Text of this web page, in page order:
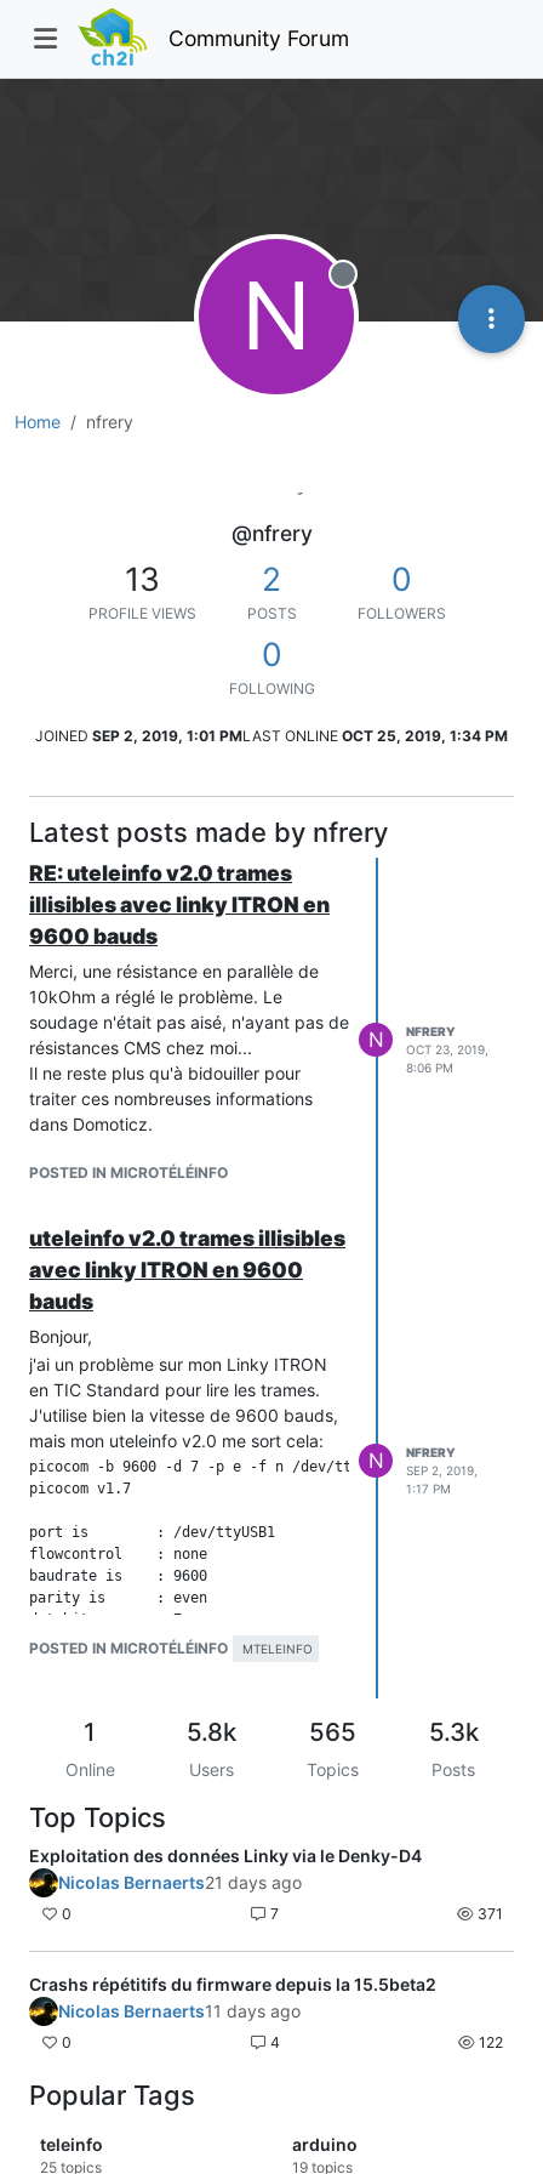
Community Forum
Home nfrery
N Offline
@nfrery
13
PROFILE VIEWS
2
POSTS
0
FOLLOWERS
0
FOLLOWING
JOINED SEP 2, 2019, 1:01 PMLAST ONLINE OCT 25, 2019, 1:34 PM
Latest posts made by nfrery
RE: uteleinfo v2.0 trames
illisibles avec linky ITRON en
9600 bauds
Merci, une résistance en parallèle de
10kOhm a réglé le problème. Le
soudage n'était pas aisé, n'ayant pas de
résistances CMS chez moi...
Il ne reste plus qu'à bidouiller pour
traiter ces nombreuses informations
dans Domoticz.
POSTED IN MICROTÉLÉINFO
N
NFRERY
OCT 23, 2019,
8:06 PM
uteleinfo v2.0 trames illisibles
avec linky ITRON en 9600
bauds
Bonjour,
j'ai un problème sur mon Linky ITRON
en TIC Standard pour lire les trames.
J'utilise bien la vitesse de 9600 bauds,
mais mon uteleinfo v2.0 me sort cela:
picocom -b 9600 -d 7 -p e -f n /dev/ttyUSB1
picocom v1.7
port is        : /dev/ttyUSB1
flowcontrol    : none
baudrate is    : 9600
parity is      : even
databits are   : 7
escape is      : C-a
nolock is      : no
receive_cmd is : rz -vv
omap is        :
emap is        : crcrlf,delbs,
Terminal ready
   0
0 0      "  " "0
  0 0          "&0
       0
"00  &     "00             "
   0"
POSTED IN MICROTÉLÉINFO ΜTELEINFO
N
NFRERY
SEP 2, 2019,
1:17 PM
1
Online
5.8k
Users
565
Topics
5.3k
Posts
Top Topics
Exploitation des données Linky via le Denky-D4
Nicolas Bernaerts21 days ago
0 7 371
Crashs répétitifs du firmware depuis la 15.5beta2
Nicolas Bernaerts11 days ago
0 4 122
Popular Tags
teleinfo
25 topics
arduino
19 topics